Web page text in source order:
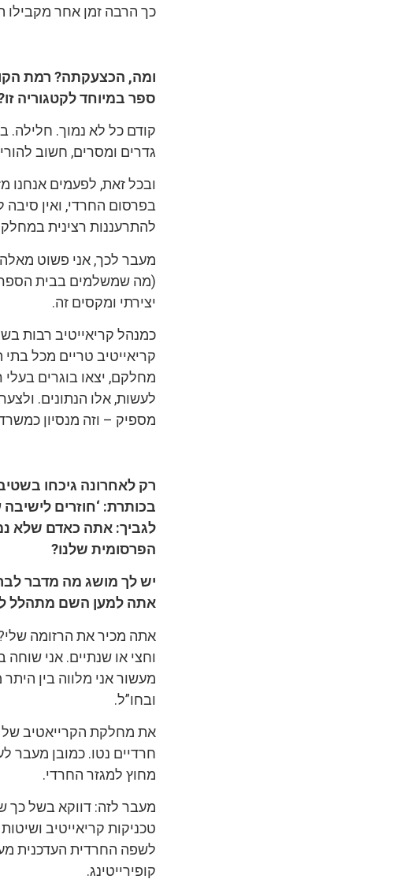
כך הרבה זמן אחר מקבילו
ומה, הכצעקתה? רמת
ספר במיוחד לקטגוריה
קודם כל לא נמוך. חלילה.
גדרים ומסרים, חשוב
ובכל זאת, לפעמים אנחנו
בפרסום החרדי, ואין סיבה
להתרעננות רצינית
(מה שמשלמים בבית הספר
יצירתי ומקסים זה.
כמנהל קריאייטיב רבות
קריאייטיב טריים מכל
מחלקם, יצאו בוגרים בעלי
לעשות, אלו הנתונים.
מספיק – וזה מנסיון כמשרד מיתוג
רק לאחרונה גיכחו
בכותרת: ‘חוזרים
לגביך: אתה כאדם שלא
הפרסומית שלנו?
יש לך מושג מה מדבר
אתה למען השם מתהלל
אתה מכיר את הרזומה
וחצי או שנתיים. אני
מעשור אני מלווה בין
ובחו”ל.
את מחלקת הקרייאטיב של
מחוץ למגזר החרדי.
מעבר לזה: דווקא בשל כך
טכניקות קריאייטיב
לשפה החרדית העדכנית
קופירייטינג.